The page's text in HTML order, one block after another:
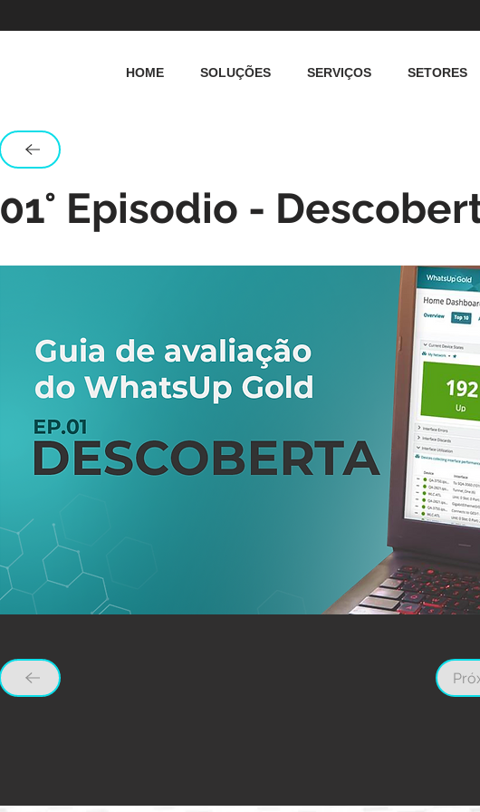
HOME SOLUÇÕES SERVIÇOS SETORES
01° Episodio -